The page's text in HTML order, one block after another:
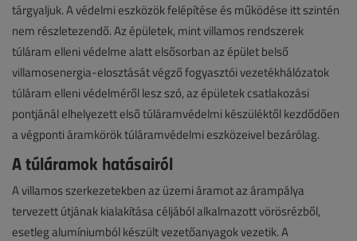
tárgyaljuk. A védelmi eszközök felépítése és működése itt szintén
nem részletezendő. Az épületek, mint villamos rendszerek
túláram elleni védelme alatt elsősorban az épület belső
villamosenergia-elosztását végző fogyasztói vezetékhálózatok
túláram elleni védelméről lesz szó, az épületek csatlakozási
pontjánál elhelyezett első túláramvédelmi készüléktől kezdődően
a végponti áramkörök túláramvédelmi eszközeivel bezárólag.
A túláramok hatásairól
A villamos szerkezetekben az üzemi áramot az árampálya
tervezett útjának kialakítása céljából alkalmazott vörösrézből,
esetleg alumíniumból készült vezetőanyagok vezetik. A